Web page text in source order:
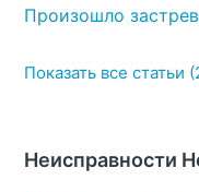
Произошло
Показать все статьи
Неисправности